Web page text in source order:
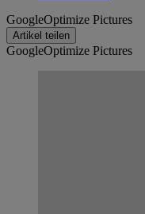
GoogleOptimize Pictures
Artikel teilen
GoogleOptimize Pictures